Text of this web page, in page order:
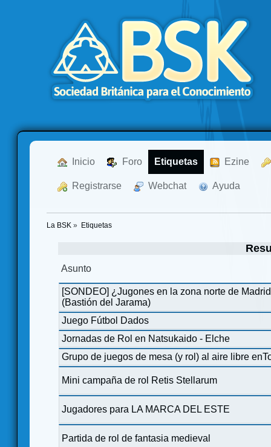
Inicio Foro Etiquetas Ezine
Registrarse Webchat Ayuda
La BSK » Etiquetas
Asunto
[SONDEO] ¿Jugones en la zona norte de
(Bastión del Jarama)
Juego Fútbol Dados
‍Jornadas de Rol en Natsukaido - Elche
Grupo de juegos de mesa (y rol) al aire libre
Mini campaña de rol Retis Stellarum
Jugadores para LA MARCA DEL ESTE
Partida de rol de fantasia medieval